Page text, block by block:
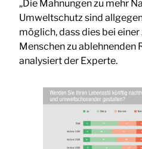
„Die Mahnungen zu mehr
Umweltschutz sind
möglich, dass dies bei
Menschen zu ablehnenden
analysiert der Experte.